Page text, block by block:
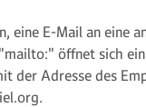
eine E-Mail an eine
öffnet sich
der Adresse des